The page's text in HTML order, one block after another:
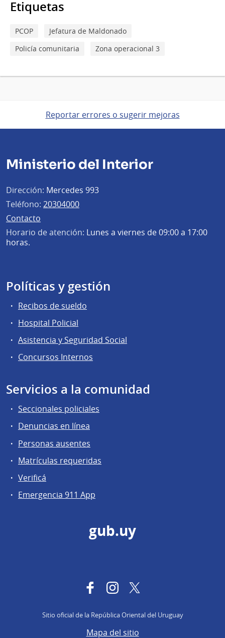
Etiquetas
PCOP
Jefatura de Maldonado
Policía comunitaria
Zona operacional 3
Reportar errores o sugerir mejoras
Ministerio del Interior
Dirección: Mercedes 993
Teléfono: 20304000
Contacto
Horario de atención: Lunes a viernes de 09:00 a 17:00
horas.
Políticas y gestión
Recibos de sueldo
Hospital Policial
Asistencia y Seguridad Social
Concursos Internos
Servicios a la comunidad
Seccionales policiales
Denuncias en línea
Personas ausentes
Matrículas requeridas
Verificá
Emergencia 911 App
gub.uy
FacebookInstagram
Sitio oficial de la República Oriental del Uruguay
Mapa del sitio